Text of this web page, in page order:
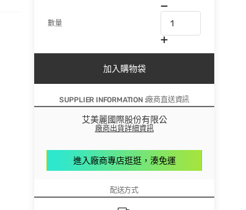
數量
加入購物袋
SUPPLIER INFORMATION :廠商直送資訊
艾美麗國際股份有限公
廠商出貨詳細資訊
進入廠商專店逛逛，湊免運
配送方式